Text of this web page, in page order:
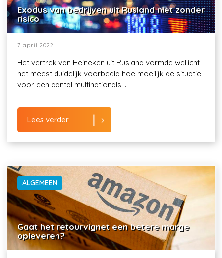
Exodus van bedrijven uit Rusland niet zonder
risico
7 april 2022
Het vertrek van Heineken uit Rusland vormde wellicht
het meest duidelijk voorbeeld hoe moeilijk de situatie
voor een aantal multinationals ...
Lees verder
ALGEMEEN
Gaat het retourvignet een betere marge
opleveren?